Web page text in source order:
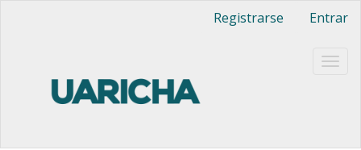
Barra
lateral
Registrarse Entrar